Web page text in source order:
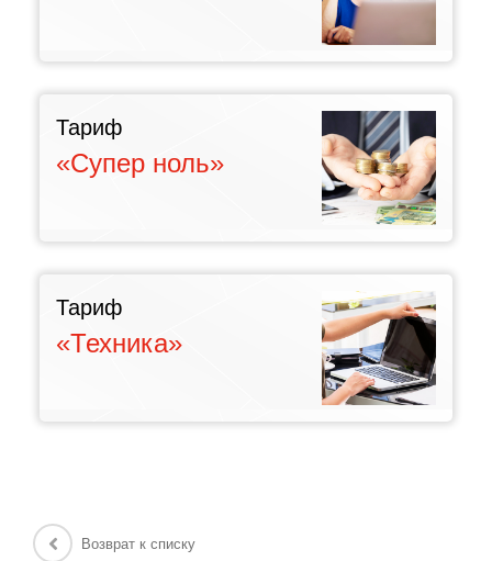
Тариф
«Супер ноль»
Тариф
«Техника»
Возврат к списку